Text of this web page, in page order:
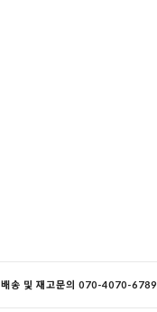
배송 및 재고문의 070-4070-6789